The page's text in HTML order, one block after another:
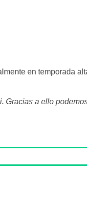
en temporada
Gracias a ello